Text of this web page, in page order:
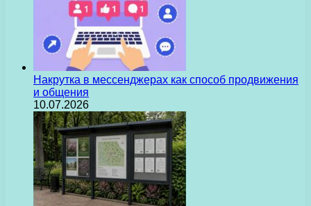
Накрутка в мессенджерах как способ продвижения
и общения
10.07.2026